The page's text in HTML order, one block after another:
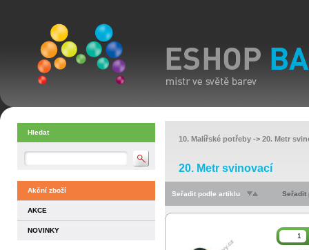
Hledat
Akční zboží
AKCE
NOVINKY
10. Malířské potřeby -> 20. Metr
20. Metr svinovací
Seřadit podle artiklu Seřadit